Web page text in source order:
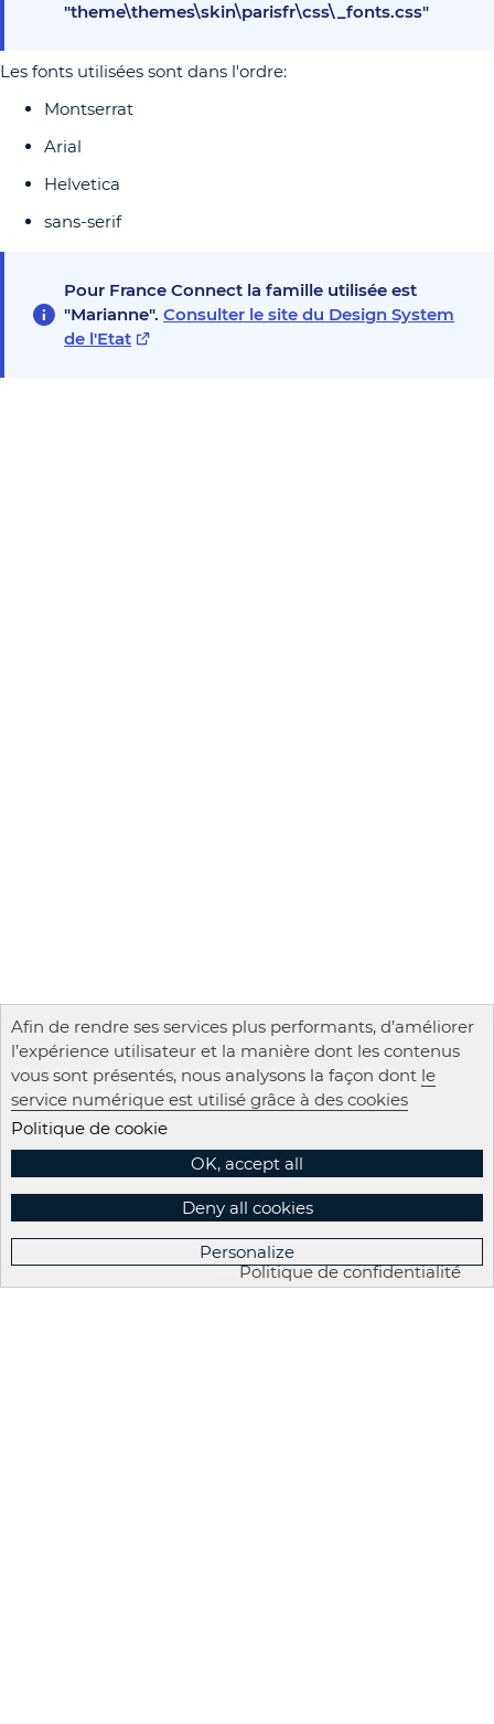
Afin de rendre ses services plus performants, d’améliorer
l’expérience utilisateur et la manière dont les contenus
vous sont présentés, nous analysons la façon dont le
service numérique est utilisé grâce à des cookies
OK, accept all
Deny all cookies
Personalize
Politique de cookie
Politique de confidentialité
"theme\themes\skin\parisfr\css\_fonts.css"
Les fonts utilisées sont dans l'ordre:
Montserrat
Arial
Helvetica
sans-serif
Pour France Connect la famille utilisée est
"Marianne".Consulter le site du Design System
de l'Etat